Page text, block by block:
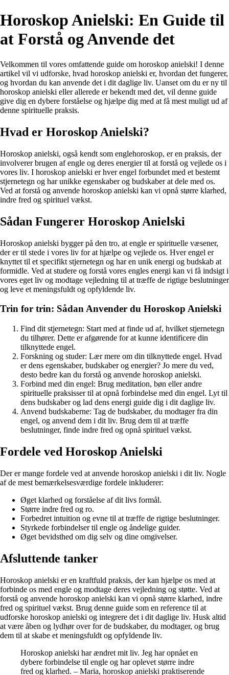
Horoskop Anielski: En Guide til
at Forstå og Anvende det
Velkommen til vores omfattende guide om horoskop anielski! I denne
artikel vil vi udforske, hvad horoskop anielski er, hvordan det fungerer,
og hvordan du kan anvende det i dit daglige liv. Uanset om du er ny til
horoskop anielski eller allerede er bekendt med det, vil denne guide
give dig en dybere forståelse og hjælpe dig med at få mest muligt ud af
denne spirituelle praksis.
Hvad er Horoskop Anielski?
Horoskop anielski, også kendt som englehoroskop, er en praksis, der
involverer brugen af ​​engle og deres energier til at forstå og vejlede os i
vores liv. I horoskop anielski er hver engel forbundet med et bestemt
stjernetegn og har unikke egenskaber og budskaber at dele med os.
Ved at forstå og anvende horoskop anielski kan vi opnå større klarhed,
indre fred og spirituel vækst.
Sådan Fungerer Horoskop Anielski
Horoskop anielski bygger på den tro, at engle er spirituelle væsener,
der er til stede i vores liv for at hjælpe og vejlede os. Hver engel er
knyttet til et specifikt stjernetegn og har en unik energi og budskab at
formidle. Ved at studere og forstå vores engles energi kan vi få indsigt i
vores eget liv og modtage vejledning til at træffe de rigtige beslutninger
og leve et meningsfuldt og opfyldende liv.
Trin for trin: Sådan Anvender du Horoskop Anielski
Find dit stjernetegn: Start med at finde ud af, hvilket stjernetegn
du tilhører. Dette er afgørende for at kunne identificere din
tilknyttede engel.
Forskning og studer: Lær mere om din tilknyttede engel. Hvad
er dens egenskaber, budskaber og energier? Jo mere du ved,
desto bedre kan du forstå og anvende horoskop anielski.
Forbind med din engel: Brug meditation, bøn eller andre
spirituelle praksisser til at opnå forbindelse med din engel. Lyt til
dens budskaber og lad dens energi guide dig i dit daglige liv.
Anvend budskaberne: Tag de budskaber, du modtager fra din
engel, og anvend dem i dit liv. Brug dem til at træffe
beslutninger, finde indre fred og opnå spirituel vækst.
Fordele ved Horoskop Anielski
Der er mange fordele ved at anvende horoskop anielski i dit liv. Nogle
af de mest bemærkelsesværdige fordele inkluderer:
Øget klarhed og forståelse af dit livs formål.
Større indre fred og ro.
Forbedret intuition og evne til at træffe de rigtige beslutninger.
Styrkede forbindelser til engle og åndelige guider.
Øget bevidsthed om dig selv og dine omgivelser.
Afsluttende tanker
Horoskop anielski er en kraftfuld praksis, der kan hjælpe os med at
forbinde os med engle og modtage deres vejledning og støtte. Ved at
forstå og anvende horoskop anielski kan vi opnå større klarhed, indre
fred og spirituel vækst. Brug denne guide som en reference til at
udforske horoskop anielski og integrere det i dit daglige liv. Husk altid
at være åben og lydhør over for de budskaber, du modtager, og brug
dem til at skabe et meningsfuldt og opfyldende liv.
Horoskop anielski har ændret mit liv. Jeg har opnået en
dybere forbindelse til engle og har oplevet større indre
fred og klarhed. – Maria, horoskop anielski praktiserende